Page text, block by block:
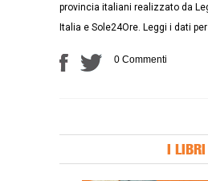
provincia italiani realizzato da
Italia e Sole24Ore. Leggi i dati
0 Commenti
I LIBRI